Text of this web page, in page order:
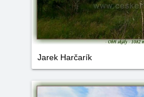
Jarek Harčarík